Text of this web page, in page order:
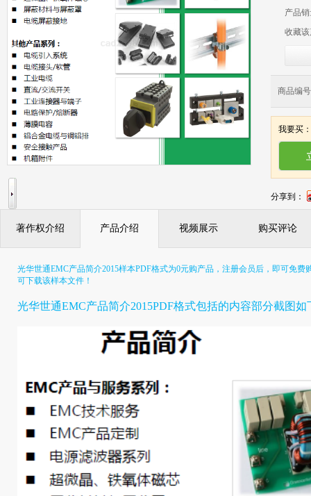
产品
收藏
商品编
我要买：
分享到：
著作权介绍 产品介绍 视频展示 购买评论
光华世通EMC产品简介2015样本PDF格式为0元购产品，注册会员后，即可免
可下载该样本文件！
光华世通EMC产品简介2015PDF格式包括的内容部分截图如